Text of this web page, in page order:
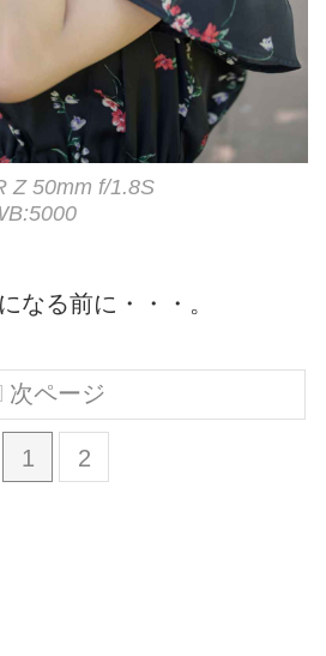
Z 50mm f/1.8S
なる前に・・・。
1 2
次ページ